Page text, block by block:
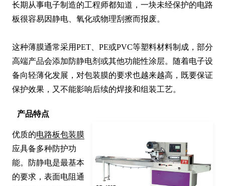
长期从事电子制造的工程师都知道，一块未经保护的电路
板很容易因静电、氧化或物理刮擦而报废。
这种薄膜通常采用PET、PE或PVC等塑料材料制成，部分
高端产品会添加防静电剂或其他功能性涂层。随着电子设
备向轻薄化发展，对包装膜的要求也越来越高，既要保证
保护效果，又不能影响后续的焊接和组装工艺。
产品特点
优质的电路板包装膜
应具备多种防护功
能。防静电是最基本
的要求，表面电阻通